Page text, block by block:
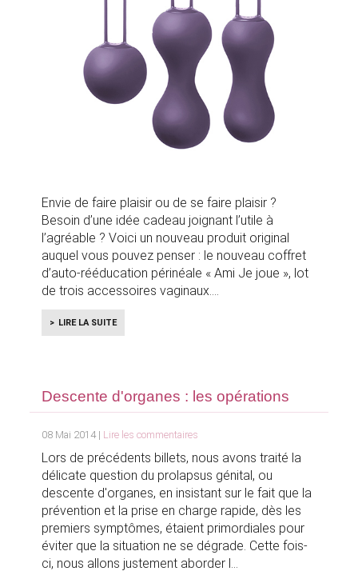
Envie de faire plaisir ou de se faire plaisir ?
Besoin d’une idée cadeau joignant l’utile à
l’agréable ? Voici un nouveau produit original
auquel vous pouvez penser : le nouveau coffret
d’auto-rééducation périnéale « Ami Je joue », lot
de trois accessoires vaginaux.
LIRE LA SUITE
Descente d'organes : les opérations
08 Mai 2014 | Lire les commentaires
Lors de précédents billets, nous avons traité la
délicate question du prolapsus génital, ou
descente d'organes, en insistant sur le fait que la
prévention et la prise en charge rapide, dès les
premiers symptômes, étaient primordiales pour
éviter que la situation ne se dégrade. Cette fois-
ci, nous allons justement aborder l